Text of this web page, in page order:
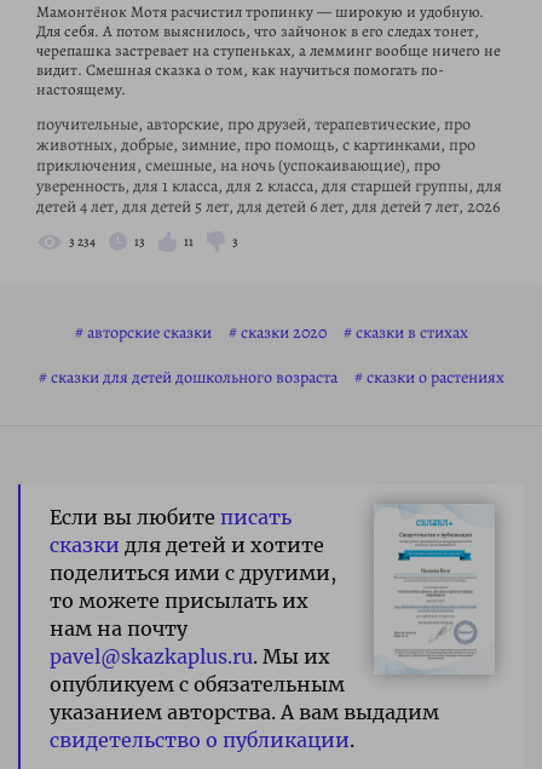
Мамонтёнок Мотя расчистил тропинку — широкую и удобную.
Для себя. А потом выяснилось, что зайчонок в его следах тонет,
черепашка застревает на ступеньках, а лемминг вообще ничего не
видит. Смешная сказка о том, как научиться помогать по-
настоящему.
поучительные, авторские, про друзей, терапевтические, про
животных, добрые, зимние, про помощь, с картинками, про
приключения, смешные, на ночь (успокаивающие), про
уверенность, для 1 класса, для 2 класса, для старшей группы, для
детей 4 лет, для детей 5 лет, для детей 6 лет, для детей 7 лет, 2026
3 234 13 11 3
авторские сказки сказки 2020
сказки в стихах
сказки для детей дошкольного возраста
сказки о растениях
Если вы любите писать
сказки для детей и хотите
поделиться ими с другими,
то можете присылать их
нам на почту
pavel@skazkaplus.ru. Мы их
опубликуем с обязательным
указанием авторства. А вам выдадим
свидетельство о публикации.